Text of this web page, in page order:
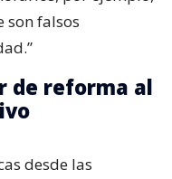
son falsos
de reforma al
desde las